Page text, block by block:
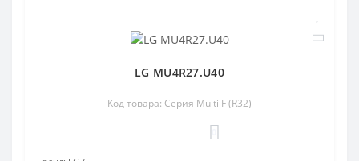
LG MU4R27.U40
Код товара: Серия Multi F (R32)